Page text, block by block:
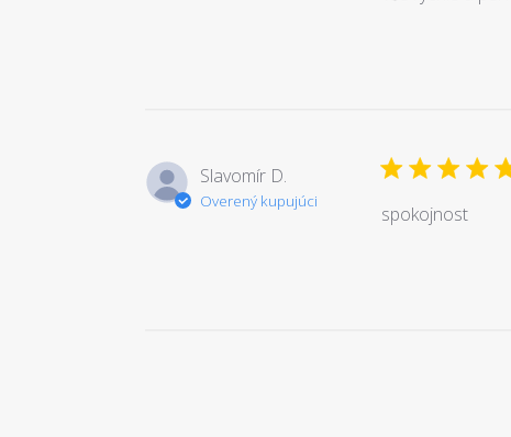
Slavomír D.
Overený kupujúci
spokojnost